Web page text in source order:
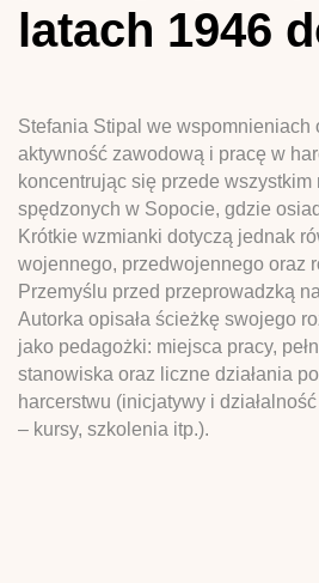
latach 1946
Stefania Stipal we wspomnieniach
aktywność zawodową i pracę w
koncentrując się przede
spędzonych w Sopocie, gdzie
Krótkie wzmianki dotyczą jednak
wojennego, przedwojennego oraz
Przemyślu przed przeprowadzką
Autorka opisała ścieżkę swojego
jako pedagożki: miejsca pracy,
stanowiska oraz liczne działania
harcerstwu (inicjatywy i
– kursy, szkolenia itp.).